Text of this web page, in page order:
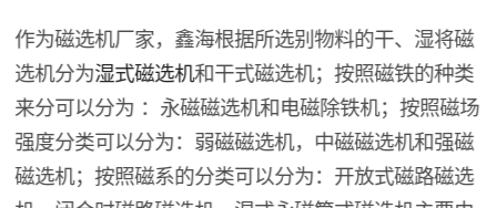
作为磁选机厂家，鑫海根据所选别物料的干、湿将磁
选机分为湿式磁选机和干式磁选机；按照磁铁的种类
来分可以分为 ：永磁磁选机和电磁除铁机；按照磁场
强度分类可以分为：弱磁磁选机，中磁磁选机和强磁
磁选机；按照磁系的分类可以分为：开放式磁路磁选